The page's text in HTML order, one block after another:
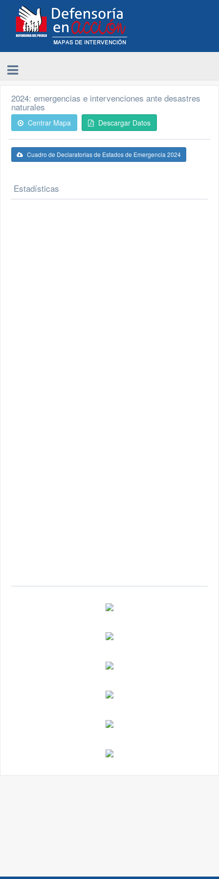
2024: emergencias e intervenciones ante desastres
naturales
Centrar Mapa Descargar Datos
Cuadro de Declaratorias de Estados de Emergencia 2024
Estadísticas